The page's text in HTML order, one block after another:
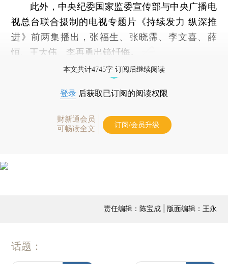
此外，中央纪委国家监委宣传部与中央广播电
视总台联合摄制的电视专题片《持续发力 纵深推
进》前两集播出，张福生、张晓霈、李文喜、薛
恒、王大伟、李再勇出镜忏悔。
本文共计4745字 订阅后继续阅读
登录 后获取已订阅的阅读权限
财新通会员
可畅读全文
订阅/会员升级
责任编辑：陈宝成 | 版面编辑：王永
话题：